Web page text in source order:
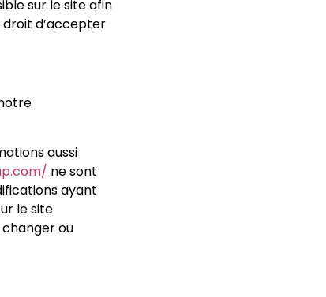
sur le site afin
droit d’accepter
aussi
ne sont
ayant
le site
ou